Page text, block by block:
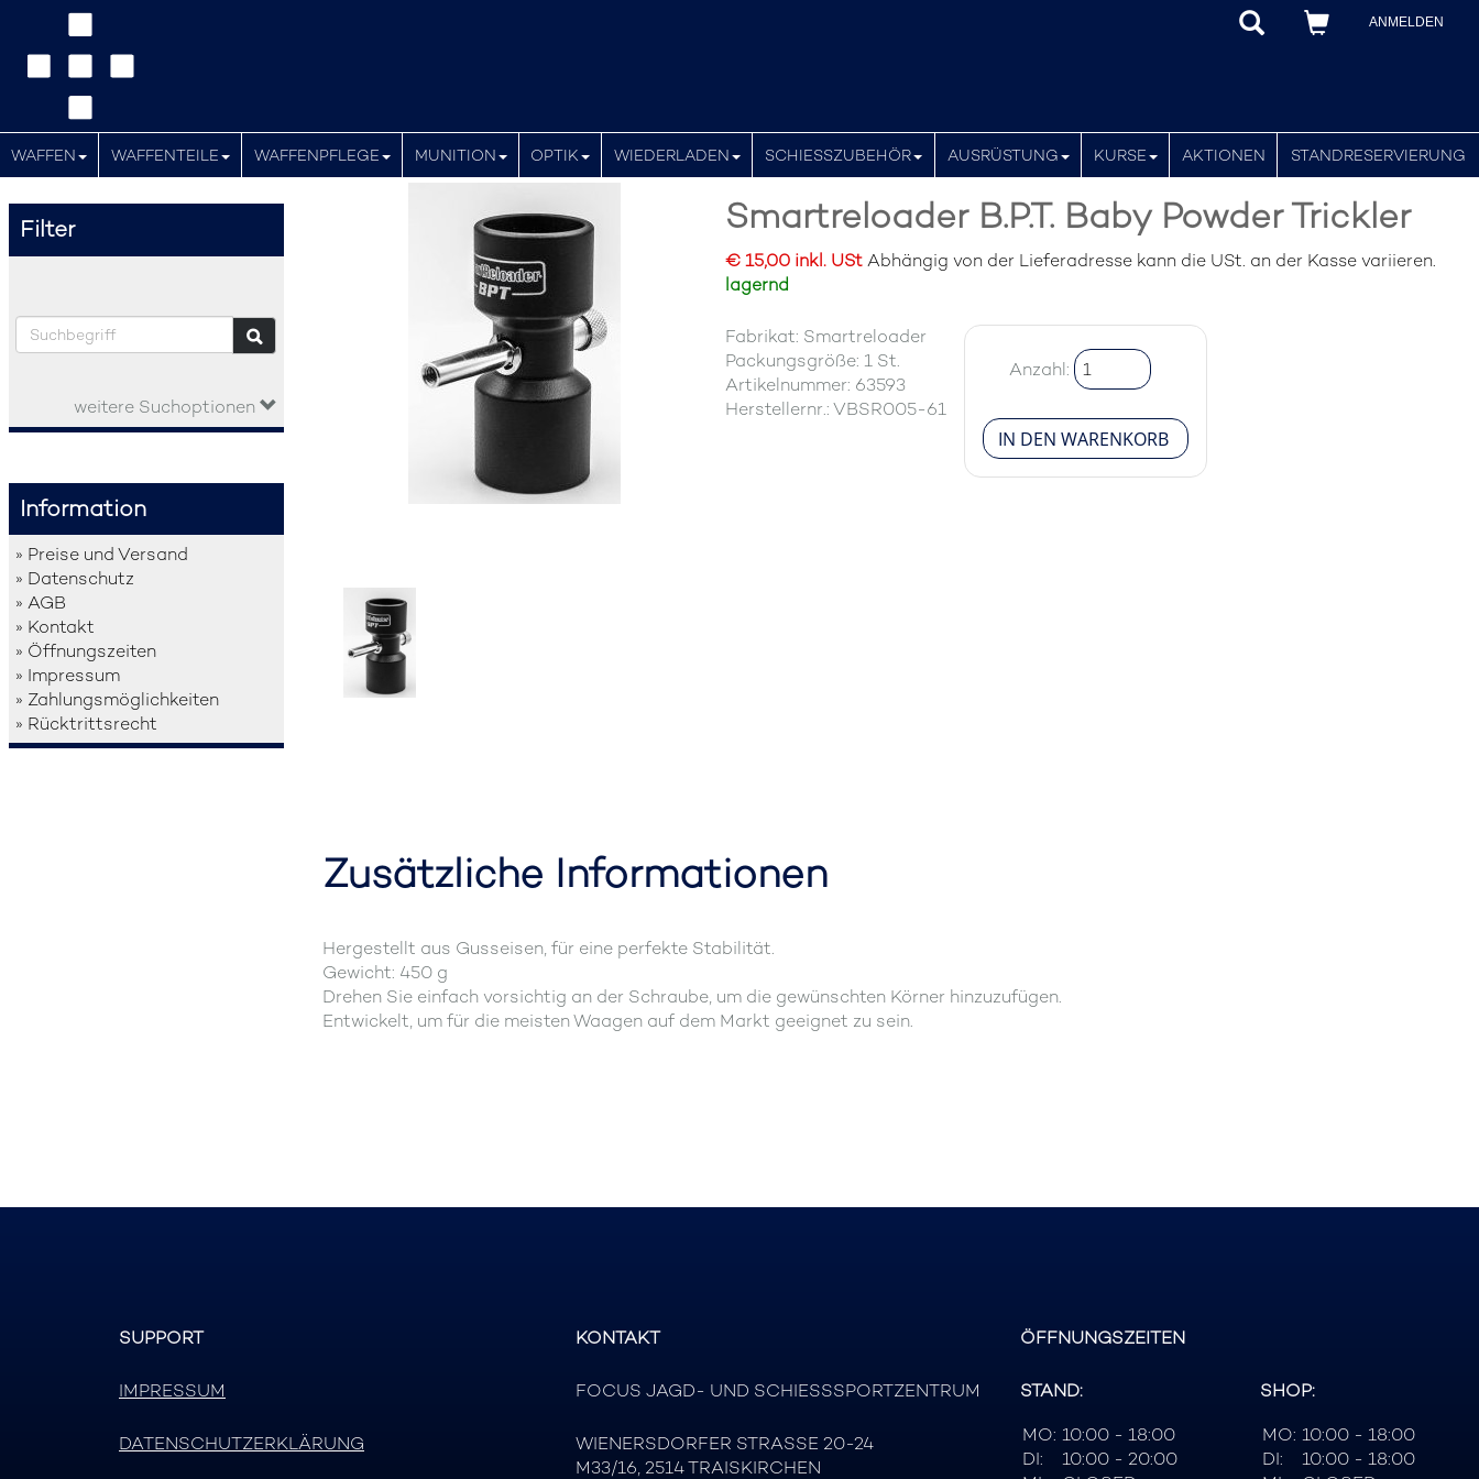
ANMELDEN
WAFFEN WAFFENTEILE WAFFENPFLEGE MUNITION OPTIK WIEDERLADEN SCHIESSZUBEHÖR AUSRÜSTUNG KURSE AKTIONEN STANDRESERVIERUNG
Filter
weitere Suchoptionen
Information
» Preise und Versand
» Datenschutz
» AGB
» Kontakt
» Öffnungszeiten
» Impressum
» Zahlungsmöglichkeiten
» Rücktrittsrecht
Smartreloader B.P.T. Baby Powder Trickler
€ 15,00 inkl. UStAbhängig von der Lieferadresse kann die USt. an der Kasse variieren.
lagernd
Fabrikat: Smartreloader
Packungsgröße: 1 St.
Artikelnummer: 63593
Herstellernr.: VBSR005-61
Anzahl:
Zusätzliche Informationen
Hergestellt aus Gusseisen, für eine perfekte Stabilität.
Gewicht: 450 g
Drehen Sie einfach vorsichtig an der Schraube, um die gewünschten Körner hinzuzufügen.
Entwickelt, um für die meisten Waagen auf dem Markt geeignet zu sein.
SUPPORT
IMPRESSUM
DATENSCHUTZERKLÄRUNG
KONTAKT
FOCUS JAGD- UND SCHIESSSPORTZENTRUM
WIENERSDORFER STRASSE 20-24
M33/16, 2514 TRAISKIRCHEN
ÖFFNUNGSZEITEN
STAND:
MO: 10:00 - 18:00
DI:
10:00 - 20:00
SHOP:
MO: 10:00 - 18:00
DI:
10:00 - 18:00